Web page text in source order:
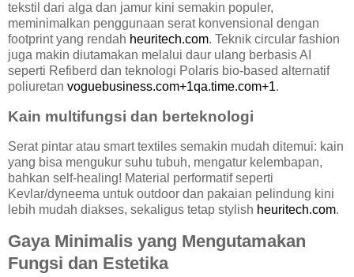
tekstil dari alga dan jamur kini semakin populer,
meminimalkan penggunaan serat konvensional dengan
footprint yang rendah heuritech.com. Teknik circular fashion
juga makin diutamakan melalui daur ulang berbasis AI
seperti Refiberd dan teknologi Polaris bio-based alternatif
poliuretan voguebusiness.com+1qa.time.com+1.
Kain multifungsi dan berteknologi
Serat pintar atau smart textiles semakin mudah ditemui: kain
yang bisa mengukur suhu tubuh, mengatur kelembapan,
bahkan self-healing! Material performatif seperti
Kevlar/dyneema untuk outdoor dan pakaian pelindung kini
lebih mudah diakses, sekaligus tetap stylish heuritech.com.
Gaya Minimalis yang Mengutamakan
Fungsi dan Estetika